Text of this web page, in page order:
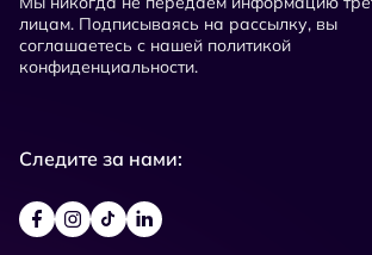
лицам. Подписываясь на рассылку, вы
соглашаетесь с нашей политикой
конфиденциальности.
Следите за нами: